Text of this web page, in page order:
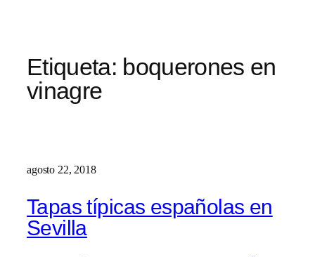
Etiqueta: boquerones en
vinagre
agosto 22, 2018
Tapas típicas españolas en
Sevilla